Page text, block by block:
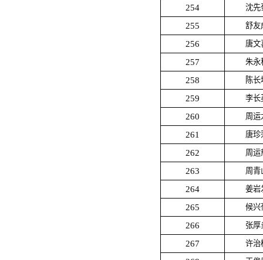
254 沈先
255 舒友
256 唐文
257 朱永
258 陈长
259 李长
260 周运
261 唐珍
262 周运
263 周青
264 姜岩
265 候兴
266 张厚
267 许治